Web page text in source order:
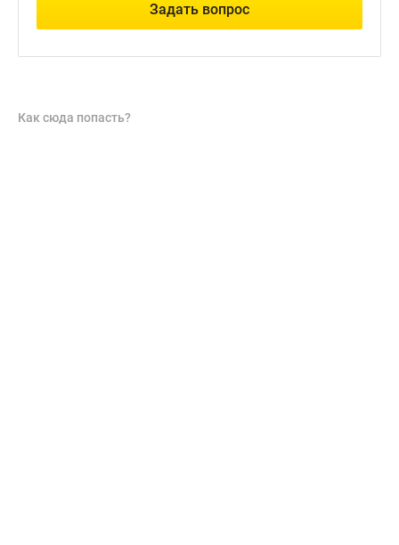
Задать вопрос
Как сюда попасть?